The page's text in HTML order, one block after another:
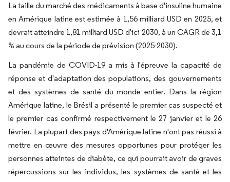
La taille du marché des médicaments à base d'insuline humaine
en Amérique latine est estimée à 1,56 milliard USD en 2025, et
devrait atteindre 1,81 milliard USD d'ici 2030, à un CAGR de 3,1
% au cours de la période de prévision (2025-2030).
La pandémie de COVID-19 a mis à l'épreuve la capacité de
réponse et d'adaptation des populations, des gouvernements
et des systèmes de santé du monde entier. Dans la région
Amérique latine, le Brésil a présenté le premier cas suspecté et
le premier cas confirmé respectivement le 27 janvier et le 26
février. La plupart des pays d'Amérique latine n'ont pas réussi à
mettre en œuvre des mesures opportunes pour protéger les
personnes atteintes de diabète, ce qui pourrait avoir de graves
répercussions sur les individus, les systèmes de santé et les